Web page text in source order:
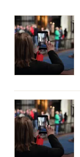
Mon email